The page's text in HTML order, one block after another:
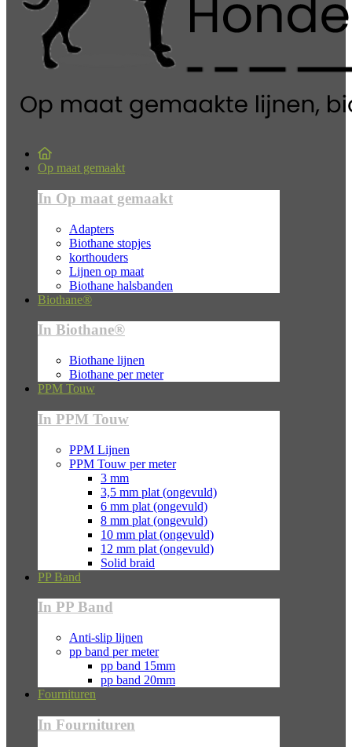
Op maat gemaakt
In Op maat gemaakt
Adapters
Biothane stopjes
korthouders
Lijnen op maat
Biothane halsbanden
Biothane®
In Biothane®
Biothane lijnen
Biothane per meter
PPM Touw
In PPM Touw
PPM Lijnen
PPM Touw per meter
3 mm
3,5 mm plat (ongevuld)
6 mm plat (ongevuld)
8 mm plat (ongevuld)
10 mm plat (ongevuld)
12 mm plat (ongevuld)
Solid braid
PP Band
In PP Band
Anti-slip lijnen
pp band per meter
pp band 15mm
pp band 20mm
Fournituren
In Fournituren